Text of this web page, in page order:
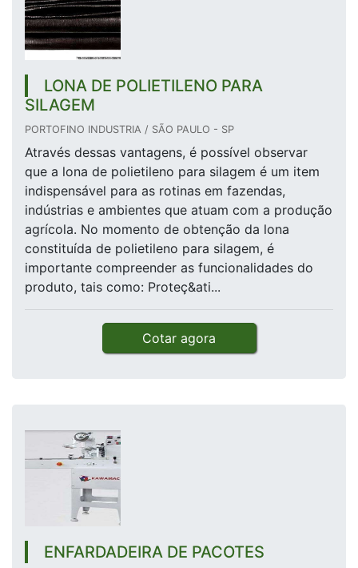
LONA DE POLIETILENO PARA
SILAGEM
PORTOFINO INDUSTRIA / SÃO PAULO - SP
Através dessas vantagens, é possível observar
que a lona de polietileno para silagem é um item
indispensável para as rotinas em fazendas,
indústrias e ambientes que atuam com a produção
agrícola. No momento de obtenção da lona
constituída de polietileno para silagem, é
importante compreender as funcionalidades do
produto, tais como: Proteç&ati...
Cotar agora
ENFARDADEIRA DE PACOTES